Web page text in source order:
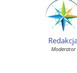
Moderator